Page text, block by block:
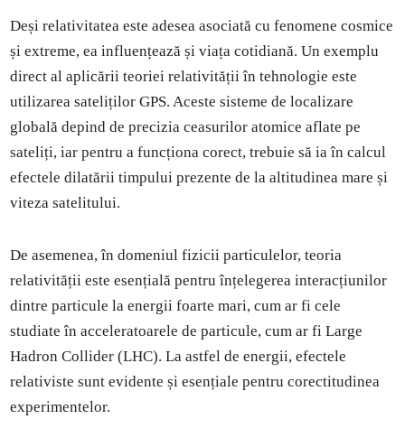
Deși relativitatea este adesea asociată cu fenomene cosmice
și extreme, ea influențează și viața cotidiană. Un exemplu
direct al aplicării teoriei relativității în tehnologie este
utilizarea sateliților GPS. Aceste sisteme de localizare
globală depind de precizia ceasurilor atomice aflate pe
sateliți, iar pentru a funcționa corect, trebuie să ia în calcul
efectele dilatării timpului prezente de la altitudinea mare și
viteza satelitului.
De asemenea, în domeniul fizicii particulelor, teoria
relativității este esențială pentru înțelegerea interacțiunilor
dintre particule la energii foarte mari, cum ar fi cele
studiate în acceleratoarele de particule, cum ar fi Large
Hadron Collider (LHC). La astfel de energii, efectele
relativiste sunt evidente și esențiale pentru corectitudinea
experimentelor.